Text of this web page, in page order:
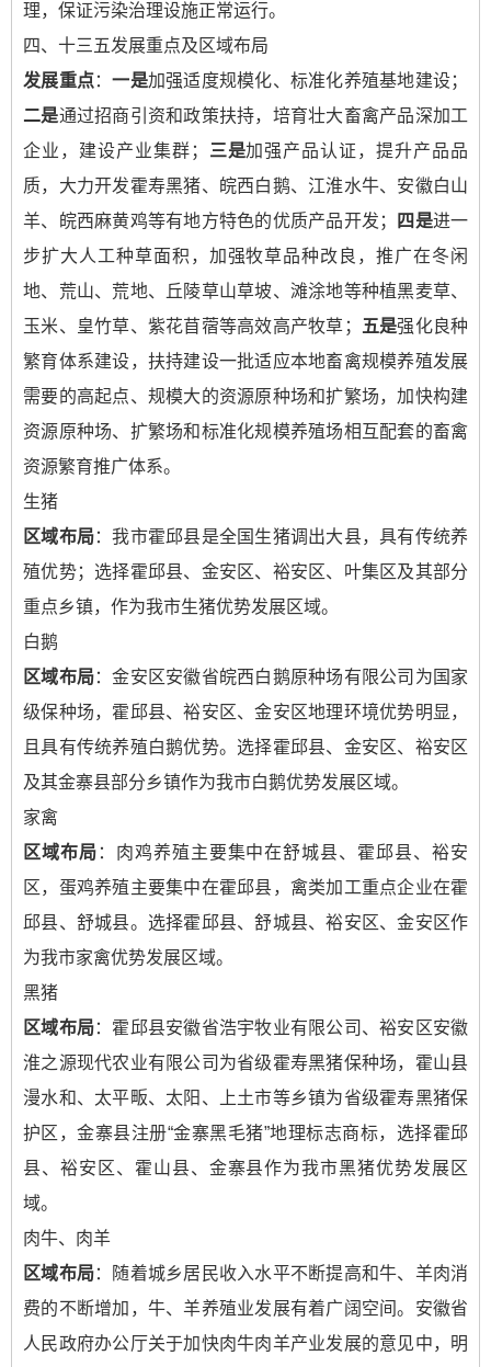
理，保证污染治理设施正常运行。
四、十三五发展重点及区域布局
发展重点：一是加强适度规模化、标准化养殖基地建设；
二是通过招商引资和政策扶持，培育壮大畜禽产品深加工
企业，建设产业集群；
三是加强产品认证，提升产品品
质，大力开发霍寿黑猪、皖西白鹅、江淮水牛、安徽白山
羊、皖西麻黄鸡等有地方特色的优质产品开发；
四是进一
步扩大人工种草面积，加强牧草品种改良，推广在冬闲
地、荒山、荒地、丘陵草山草坡、滩涂地等种植黑麦草、
玉米、皇竹草、紫花苜蓿等高效高产牧草；
五是强化良种
繁育体系建设，扶持建设一批适应本地畜禽规模养殖发展
需要的高起点、规模大的资源原种场和扩繁场，加快构建
资源原种场、扩繁场和标准化规模养殖场相互配套的畜禽
资源繁育推广体系。
生猪
区域布局：我市霍邱县是全国生猪调出大县，具有传统养
殖优势；选择霍邱县、金安区、裕安区、叶集区及其部分
重点乡镇，作为我市生猪优势发展区域。
白鹅
区域布局：金安区安徽省皖西白鹅原种场有限公司为国家
级保种场，霍邱县、裕安区、金安区地理环境优势明显，
且具有传统养殖白鹅优势。选择霍邱县、金安区、裕安区
及其金寨县部分乡镇作为我市白鹅优势发展区域。
家禽
区域布局 ：肉鸡养殖主要集中在舒城县、霍邱县、裕安
区，蛋鸡养殖主要集中在霍邱县，禽类加工重点企业在霍
邱县、舒城县。选择霍邱县、舒城县、裕安区、金安区作
为我市家禽优势发展区域。
黑猪
区域布局：霍邱县安徽省浩宇牧业有限公司、裕安区安徽
淮之源现代农业有限公司为省级霍寿黑猪保种场，霍山县
漫水和、太平畈、太阳、上土市等乡镇为省级霍寿黑猪保
护区，金寨县注册“金寨黑毛猪”地理标志商标，选择霍邱
县、裕安区、霍山县、金寨县作为我市黑猪优势发展区
域。
肉牛、肉羊
区域布局：随着城乡居民收入水平不断提高和牛、羊肉消
费的不断增加，牛、羊养殖业发展有着广阔空间。安徽省
人民政府办公厅关于加快肉牛肉羊产业发展的意见中，明